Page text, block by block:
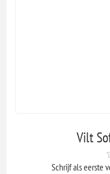
Vilt
Schrijf als eerste